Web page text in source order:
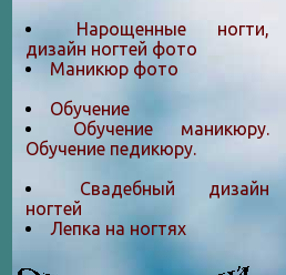
Нарощенные ногти,
дизайн ногтей фото
Маникюр фото
Обучение
Обучение маникюру.
Обучение педикюру.
Свадебный дизайн
ногтей
Лепка на ногтяx